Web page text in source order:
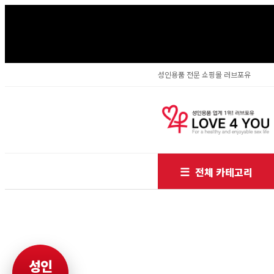
성인용품 전문 쇼핑몰 러브포유
전체 카테고리
성인